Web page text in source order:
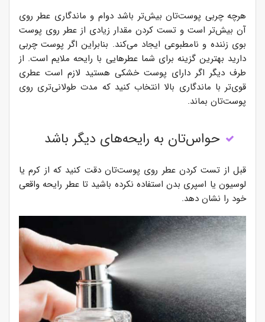
هرچه چربی پوست‌تان بیش‌تر باشد دوام و ماندگاری عطر روی
آن بیش‌تر است و تست کردن مقدار زیادی از عطر روی پوست
بوی زننده و نامطبوعی ایجاد می‌کند. بنابراین اگر پوست چربی
دارید بهترین گزینه برای شما عطرهایی با رایحه ملایم است. از
طرف دیگر اگر دارای پوست خشکی هستید لازم است عطری
قوی‌تر با ماندگاری بالا انتخاب کنید که مدت طولانی‌تری روی
پوست‌تان بماند.
حواس‌تان به رایحه‌های دیگر باشد
قبل از تست کردن عطر روی پوست‌تان دقت کنید که از کرم یا
لوسیون یا اسپری بدن استفاده نکرده باشید تا عطر رایحه واقعی
خود را نشان دهد.